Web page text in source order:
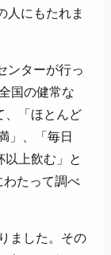
人にもたれま
ンターが行っ
国の健常な
、「ほとんど
」、「毎日
上飲む」と
たって調べ
ました。その